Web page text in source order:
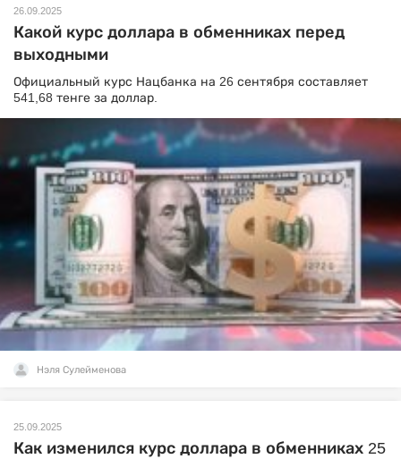
26.09.2025
Какой курс доллара в обменниках перед
выходными
Официальный курс Нацбанка на 26 сентября составляет
541,68 тенге за доллар.
Нэля Сулейменова
25.09.2025
Как изменился курс доллара в обменниках 25